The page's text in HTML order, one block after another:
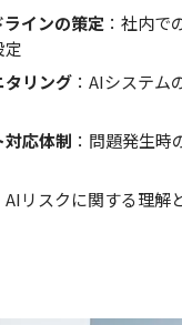
インの策定 ：社内で
定
タリング ：AIシステム
対応体制 ：問題発生時
AIリスクに関する理解